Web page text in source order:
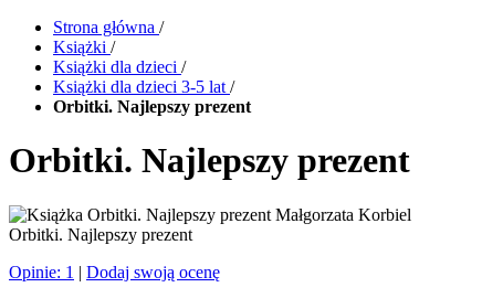
Strona główna /
Książki /
Książki dla dzieci /
Książki dla dzieci 3-5 lat /
Orbitki. Najlepszy prezent
Orbitki. Najlepszy prezent
Orbitki. Najlepszy prezent
Opinie: 1 | Dodaj swoją ocenę